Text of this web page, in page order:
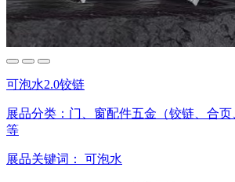
可泡水2.0铰链
展品分类： 门、窗配件五金（铰链、合
等
展品关键词： 可泡水